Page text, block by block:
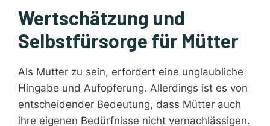
Wertschätzung und
Selbstfürsorge für Mütter
Als Mutter zu sein, erfordert eine unglaubliche
Hingabe und Aufopferung. Allerdings ist es von
entscheidender Bedeutung, dass Mütter auch
ihre eigenen Bedürfnisse nicht vernachlässigen.